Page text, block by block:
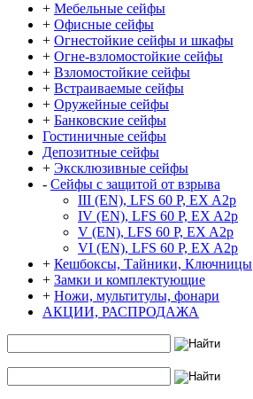
+ Мебельные сейфы
+ Офисные сейфы
+ Огнестойкие сейфы и шкафы
+ Огне-взломостойкие сейфы
+ Взломостойкие сейфы
+ Встраиваемые сейфы
+ Оружейные сейфы
+ Банковские сейфы
Гостиничные сейфы
Депозитные сейфы
+ Эксклюзивные сейфы
- Сейфы с защитой от взрыва
III (EN), LFS 60 P, EX A2p
IV (EN), LFS 60 P, EX A2p
V (EN), LFS 60 P, EX A2p
VI (EN), LFS 60 P, EX A2p
+ Кешбоксы, Тайники, Ключницы
+ Замки и комплектующие
+ Ножи, мультитулы, фонари
АКЦИИ, РАСПРОДАЖА